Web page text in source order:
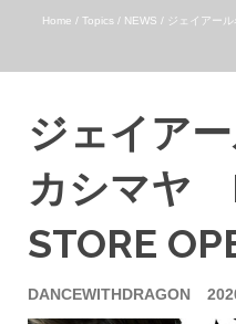
Home / Topics / NEWS / ジェイアー
ジェイア
カシマヤ
STORE
DANCEWITHDRAGON